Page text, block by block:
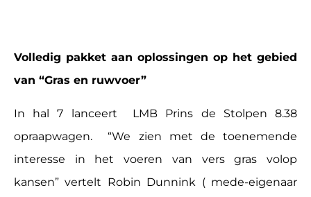
Volledig pakket aan oplossingen op het gebied
van “Gras en ruwvoer”
In hal 7 lanceert LMB Prins de Stolpen 8.38
opraapwagen. “We zien met de toenemende
interesse in het voeren van vers gras volop
kansen” vertelt Robin Dunnink ( mede-eigenaar